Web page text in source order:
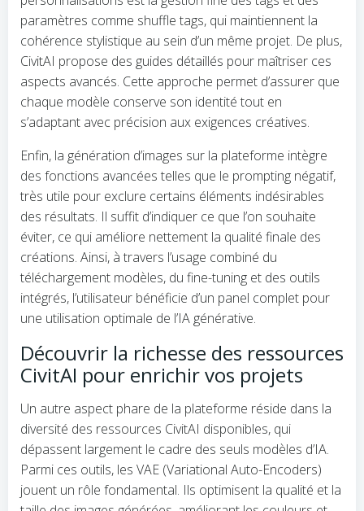
paramètres comme shuffle tags, qui maintiennent la
cohérence stylistique au sein d’un même projet. De plus,
CivitAI propose des guides détaillés pour maîtriser ces
aspects avancés. Cette approche permet d’assurer que
chaque modèle conserve son identité tout en
s’adaptant avec précision aux exigences créatives.
Enfin, la génération d’images sur la plateforme intègre
des fonctions avancées telles que le prompting négatif,
très utile pour exclure certains éléments indésirables
des résultats. Il suffit d’indiquer ce que l’on souhaite
éviter, ce qui améliore nettement la qualité finale des
créations. Ainsi, à travers l’usage combiné du
téléchargement modèles, du fine-tuning et des outils
intégrés, l’utilisateur bénéficie d’un panel complet pour
une utilisation optimale de l’IA générative.
Découvrir la richesse des ressources
CivitAI pour enrichir vos projets
Un autre aspect phare de la plateforme réside dans la
diversité des ressources CivitAI disponibles, qui
dépassent largement le cadre des seuls modèles d’IA.
Parmi ces outils, les VAE (Variational Auto-Encoders)
jouent un rôle fondamental. Ils optimisent la qualité et la